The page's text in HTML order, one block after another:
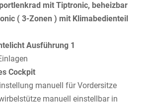
mit Tiptronic, beheizbar
( 3-Zonen ) mit Klimabedienteil
Ausführung 1
Cockpit
manuell für Vordersitze
manuell einstellbar in